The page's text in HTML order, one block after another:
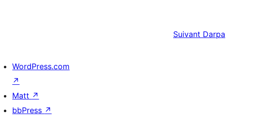
Suivant Darpa
WordPress.com
↗
Matt ↗
bbPress ↗